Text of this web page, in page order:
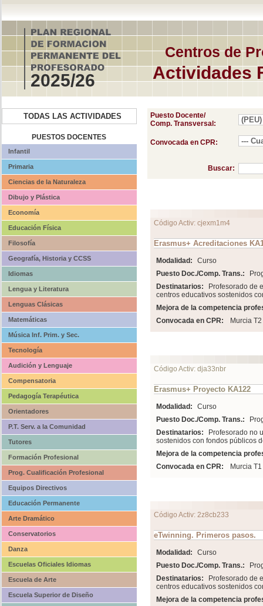
Centros de
Actividades
2025/26
TODAS LAS ACTIVIDADES
PUESTOS DOCENTES
Infantil
Primaria
Ciencias de la Naturaleza
Dibujo y Plástica
Economía
Educación Física
Filosofía
Geografía, Historia y CCSS
Idiomas
Lengua y Literatura
Lenguas Clásicas
Matemáticas
Música Inf. Prim. y Sec.
Tecnología
Audición y Lenguaje
Compensatoria
Pedagogía Terapéutica
Orientadores
P.T. Serv. a la Comunidad
Tutores
Formación Profesional
Prog. Cualificación Profesional
Equipos Directivos
Educación Permanente
Arte Dramático
Conservatorios
Danza
Escuelas Oficiales Idiomas
Escuela de Arte
Escuela Superior de Diseño
Puesto Docente/
Comp. Transversal:
Convocada en CPR:
Buscar:
Código Activ: cjexm1m4
Erasmus+ Acreditaciones
Modalidad:
Curso
Puesto Doc./Comp. Trans.:
Destinatarios:
Profesorado de
centros educativos sostenidos
Mejora de la competencia
Convocada en CPR:
Murcia T2
Código Activ: dja33nbr
Erasmus+ Proyecto KA122
Modalidad:
Curso
Puesto Doc./Comp. Trans.:
Destinatarios:
Profesorado no
sostenidos con fondos públicos
Mejora de la competencia
Convocada en CPR:
Murcia T1
Código Activ: 2z8cb233
eTwinning. Primeros pasos.
Modalidad:
Curso
Puesto Doc./Comp. Trans.:
Destinatarios:
Profesorado de
centros educativos sostenidos
Mejora de la competencia